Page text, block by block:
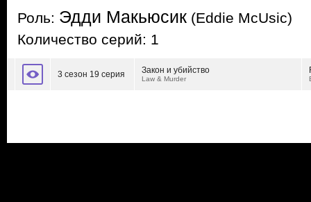
Роль: Эдди Макьюсик (Eddie McUsic)
Количество серий: 1
3 сезон 19 серия Закон и убийство
Law & Murder